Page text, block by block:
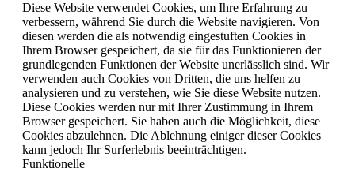
Diese Website verwendet Cookies, um Ihre Erfahrung zu
verbessern, während Sie durch die Website navigieren. Von
diesen werden die als notwendig eingestuften Cookies in
Ihrem Browser gespeichert, da sie für das Funktionieren der
grundlegenden Funktionen der Website unerlässlich sind. Wir
verwenden auch Cookies von Dritten, die uns helfen zu
analysieren und zu verstehen, wie Sie diese Website nutzen.
Diese Cookies werden nur mit Ihrer Zustimmung in Ihrem
Browser gespeichert. Sie haben auch die Möglichkeit, diese
Cookies abzulehnen. Die Ablehnung einiger dieser Cookies
kann jedoch Ihr Surferlebnis beeinträchtigen.
Funktionelle